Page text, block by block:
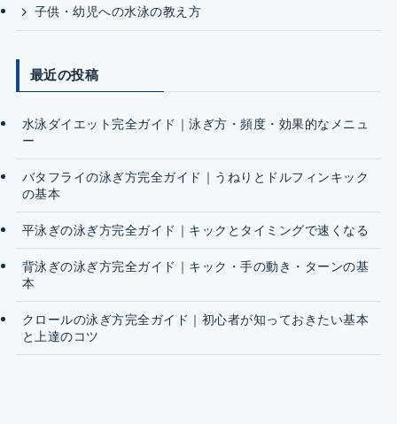
子供・幼児への水泳の教え方
最近の投稿
水泳ダイエット完全ガイド｜泳ぎ方・頻度・効果的なメニュ
ー
バタフライの泳ぎ方完全ガイド｜うねりとドルフィンキック
の基本
平泳ぎの泳ぎ方完全ガイド｜キックとタイミングで速くなる
背泳ぎの泳ぎ方完全ガイド｜キック・手の動き・ターンの基
本
クロールの泳ぎ方完全ガイド｜初心者が知っておきたい基本
と上達のコツ